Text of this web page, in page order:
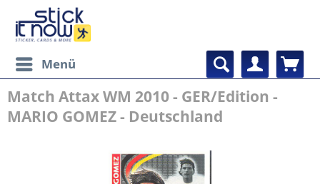
Menü
Match Attax WM 2010 - GER/Edition -
MARIO GOMEZ - Deutschland